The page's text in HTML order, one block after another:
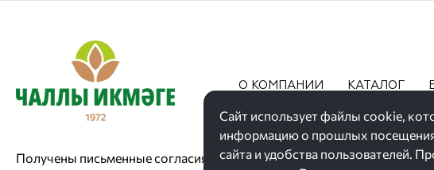
О КОМПАНИИ КАТАЛОГ
Получены письменные согласия сотрудников на размещение их
Сайт использует файлы cookie,
информацию о прошлых
сайта и удобства пользователей.